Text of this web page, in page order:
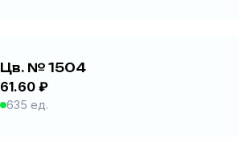
Цв. № 1504
61.60 ₽
635 ед.